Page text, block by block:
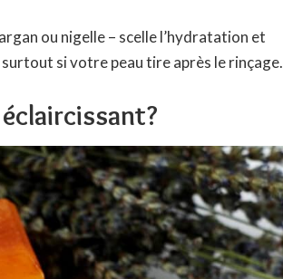
ou nigelle – scelle l’hydratation et
si votre peau tire après le rinçage.